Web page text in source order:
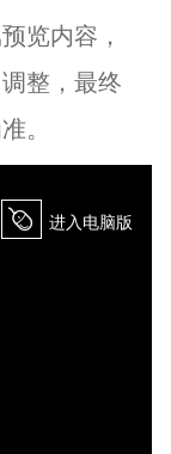
览内容，
整，最终
。
򰀄 进入电脑版